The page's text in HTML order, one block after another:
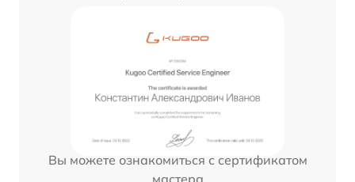
Вы можете ознакомиться с сертификатом
мастера